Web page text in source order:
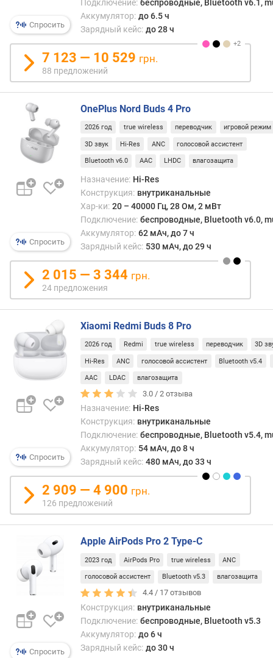
ч
а
т
т
а
(
Г
ц
)
ч
у
в
и
е
ь
о
с
т
(
д
Б
е
г
)
с
у
к
и
Спросить
Подключение: беспроводные, Bluetooth v6.1,
Аккумулятор: до 6.5 ч
Зарядный кейс: до 28 ч
7 123 — 10 529 грн.
88 предложений
Спросить
OnePlus Nord Buds 4 Pro
2026 год true wireless переводчик игровой режим
3D звук Hi-Res ANC голосовой ассистент
Bluetooth v6.0 AAC LHDC влагозащита
Назначение: Hi-Res
Конструкция: внутриканальные
Хар-ки: 20 – 40000 Гц, 28 Ом, 2 мВт
Подключение: беспроводные, Bluetooth v6.0,
Аккумулятор: 62 мАч, до 7 ч
Зарядный кейс: 530 мАч, до 29 ч
2 015 — 3 344 грн.
24 предложения
Спросить
Xiaomi Redmi Buds 8 Pro
2026 год Redmi true wireless переводчик 3D
Hi-Res ANC голосовой ассистент Bluetooth v5.4
AAC LDAC влагозащита
3.0 /2 отзыва
Назначение: Hi-Res
Конструкция: внутриканальные
Подключение: беспроводные, Bluetooth v5.4,
Аккумулятор: 54 мАч, до 8 ч
Зарядный кейс: 480 мАч, до 33 ч
2 909 — 4 900 грн.
126 предложений
Спросить
Apple AirPods Pro 2 Type-C
2023 год AirPods Pro true wireless ANC
голосовой ассистент Bluetooth v5.3 влагозащита
4.4 / 17 отзывов
Конструкция: внутриканальные
Подключение: беспроводные, Bluetooth v5.3
Аккумулятор: до 6 ч
Зарядный кейс: до 30 ч